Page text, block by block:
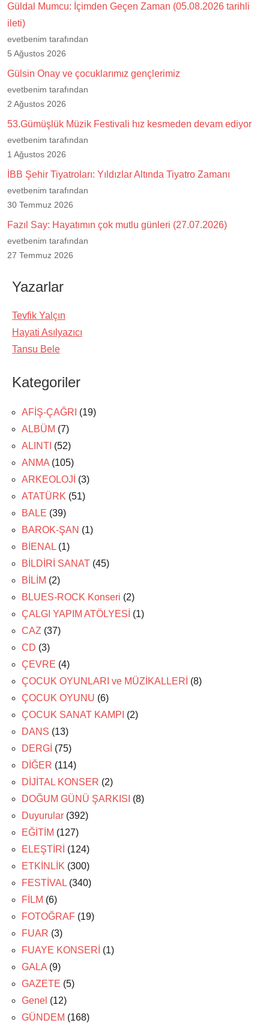
Güldal Mumcu: İçimden Geçen Zaman (05.08.2026 tarihli
ileti)
evetbenim tarafından
5 Ağustos 2026
Gülsin Onay ve çocuklarımız gençlerimiz
evetbenim tarafından
2 Ağustos 2026
53.Gümüşlük Müzik Festivali hız kesmeden devam ediyor
evetbenim tarafından
1 Ağustos 2026
İBB Şehir Tiyatroları: Yıldızlar Altında Tiyatro Zamanı
evetbenim tarafından
30 Temmuz 2026
Fazıl Say: Hayatımın çok mutlu günleri (27.07.2026)
evetbenim tarafından
27 Temmuz 2026
Yazarlar
Tevfik Yalçın
Hayati Asılyazıcı
Tansu Bele
Kategoriler
AFİŞ-ÇAĞRI (19)
ALBÜM (7)
ALINTI (52)
ANMA (105)
ARKEOLOJİ (3)
ATATÜRK (51)
BALE (39)
BAROK-ŞAN (1)
BİENAL (1)
BİLDİRİ SANAT (45)
BİLİM (2)
BLUES-ROCK Konseri (2)
ÇALGI YAPIM ATÖLYESİ (1)
CAZ (37)
CD (3)
ÇEVRE (4)
ÇOCUK OYUNLARI ve MÜZİKALLERİ (8)
ÇOCUK OYUNU (6)
ÇOCUK SANAT KAMPI (2)
DANS (13)
DERGİ (75)
DİĞER (114)
DİJİTAL KONSER (2)
DOĞUM GÜNÜ ŞARKISI (8)
Duyurular (392)
EĞİTİM (127)
ELEŞTİRİ (124)
ETKİNLİK (300)
FESTİVAL (340)
FİLM (6)
FOTOĞRAF (19)
FUAR (3)
FUAYE KONSERİ (1)
GALA (9)
GAZETE (5)
Genel (12)
GÜNDEM (168)